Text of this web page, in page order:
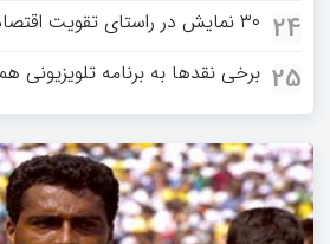
24 ۳۰ نمایش در راستای تقویت اقتصاد هنر در دزفول اجرا شد
25 برخی نقدها به برنامه تلویزیونی